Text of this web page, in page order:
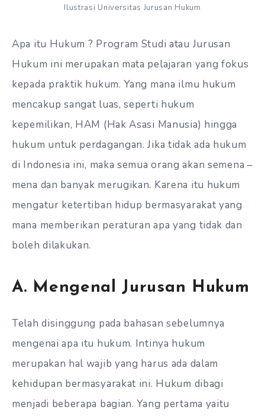
Ilustrasi Universitas Jurusan Hukum
Apa itu Hukum ? Program Studi atau Jurusan
Hukum ini merupakan mata pelajaran yang fokus
kepada praktik hukum. Yang mana ilmu hukum
mencakup sangat luas, seperti hukum
kepemilikan, HAM (Hak Asasi Manusia) hingga
hukum untuk perdagangan. Jika tidak ada hukum
di Indonesia ini, maka semua orang akan semena –
mena dan banyak merugikan. Karena itu hukum
mengatur ketertiban hidup bermasyarakat yang
mana memberikan peraturan apa yang tidak dan
boleh dilakukan.
A. Mengenal Jurusan Hukum
Telah disinggung pada bahasan sebelumnya
mengenai apa itu hukum. Intinya hukum
merupakan hal wajib yang harus ada dalam
kehidupan bermasyarakat ini. Hukum dibagi
menjadi beberapa bagian. Yang pertama yaitu